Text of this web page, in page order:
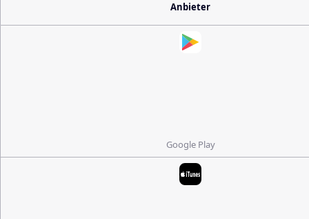
Anbieter
Google Play